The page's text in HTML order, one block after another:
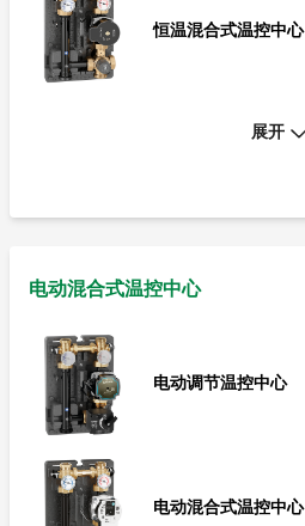
恒温混合式温控中心
展开
电动混合式温控中心
电动调节温控中心
电动混合式温控中心